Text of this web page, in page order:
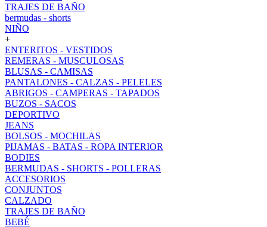
TRAJES DE BAÑO
bermudas - shorts
NIÑO
+
ENTERITOS - VESTIDOS
REMERAS - MUSCULOSAS
BLUSAS - CAMISAS
PANTALONES - CALZAS - PELELES
ABRIGOS - CAMPERAS - TAPADOS
BUZOS - SACOS
DEPORTIVO
JEANS
BOLSOS - MOCHILAS
PIJAMAS - BATAS - ROPA INTERIOR
BODIES
BERMUDAS - SHORTS - POLLERAS
ACCESORIOS
CONJUNTOS
CALZADO
TRAJES DE BAÑO
BEBÉ